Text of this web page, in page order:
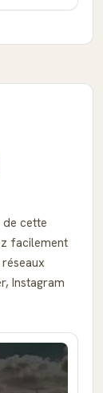
cette
facilement
Instagram